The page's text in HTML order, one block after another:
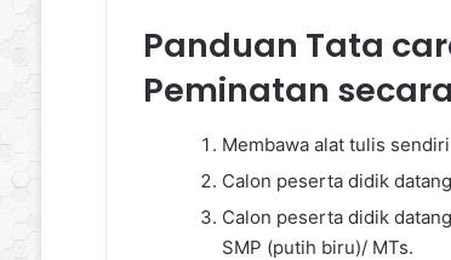
Panduan Tata
Peminatan
Membawa alat tulis
Calon peserta didik
Calon peserta didik
SMP (putih biru)/ MTs.